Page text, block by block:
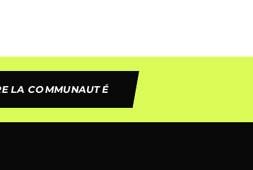
LA COMMUNAUTÉ